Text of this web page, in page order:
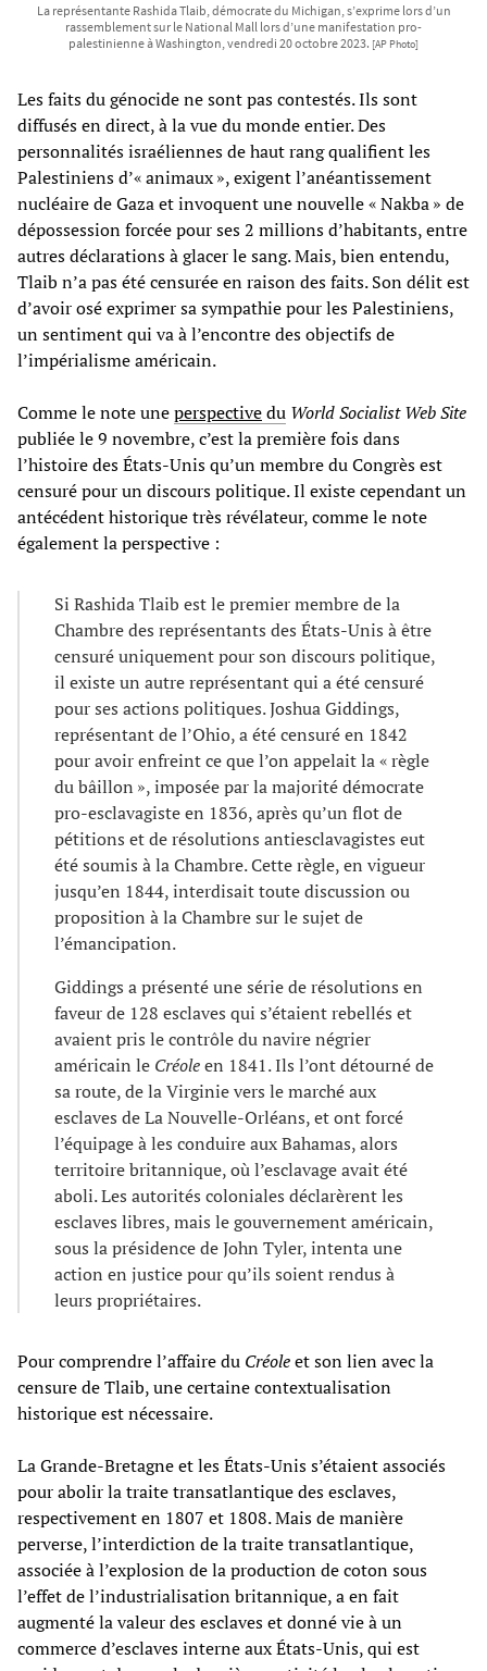
La représentante Rashida Tlaib, démocrate du Michigan, s’exprime lors d’un
rassemblement sur le National Mall lors d’une manifestation pro-
palestinienne à Washington, vendredi 20 octobre 2023. [AP Photo]
Les faits du génocide ne sont pas contestés. Ils sont
diffusés en direct, à la vue du monde entier. Des
personnalités israéliennes de haut rang qualifient les
Palestiniens d’« animaux », exigent l’anéantissement
nucléaire de Gaza et invoquent une nouvelle « Nakba » de
dépossession forcée pour ses 2 millions d’habitants, entre
autres déclarations à glacer le sang. Mais, bien entendu,
Tlaib n’a pas été censurée en raison des faits. Son délit est
d’avoir osé exprimer sa sympathie pour les Palestiniens,
un sentiment qui va à l’encontre des objectifs de
l’impérialisme américain.
Comme le note uneperspectivedu World Socialist Web Site
publiée le 9 novembre, c’est la première fois dans
l’histoire des États-Unis qu’un membre du Congrès est
censuré pour un discours politique. Il existe cependant un
antécédent historique très révélateur, comme le note
également la perspective :
Si Rashida Tlaib est le premier membre de la
Chambre des représentants des États-Unis à être
censuré uniquement pour son discours politique,
il existe un autre représentant qui a été censuré
pour ses actions politiques. Joshua Giddings,
représentant de l’Ohio, a été censuré en 1842
pour avoir enfreint ce que l’on appelait la « règle
du bâillon », imposée par la majorité démocrate
pro-esclavagiste en 1836, après qu’un flot de
pétitions et de résolutions antiesclavagistes eut
été soumis à la Chambre. Cette règle, en vigueur
jusqu’en 1844, interdisait toute discussion ou
proposition à la Chambre sur le sujet de
l’émancipation.
Giddings a présenté une série de résolutions en
faveur de 128 esclaves qui s’étaient rebellés et
avaient pris le contrôle du navire négrier
américain le Créoleen 1841. Ils l’ont détourné de
sa route, de la Virginie vers le marché aux
esclaves de La Nouvelle-Orléans, et ont forcé
l’équipage à les conduire aux Bahamas, alors
territoire britannique, où l’esclavage avait été
aboli. Les autorités coloniales déclarèrent les
esclaves libres, mais le gouvernement américain,
sous la présidence de John Tyler, intenta une
action en justice pour qu’ils soient rendus à
leurs propriétaires.
Pour comprendre l’affaire du Créoleet son lien avec la
censure de Tlaib, une certaine contextualisation
historique est nécessaire.
La Grande-Bretagne et les États-Unis s’étaient associés
pour abolir la traite transatlantique des esclaves,
respectivement en 1807 et 1808. Mais de manière
perverse, l’interdiction de la traite transatlantique,
associée à l’explosion de la production de coton sous
l’effet de l’industrialisation britannique, a en fait
augmenté la valeur des esclaves et donné vie à un
commerce d’esclaves interne aux États-Unis, qui est